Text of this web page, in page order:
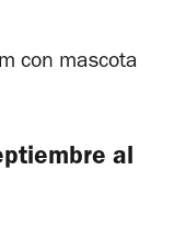
con mascota
al